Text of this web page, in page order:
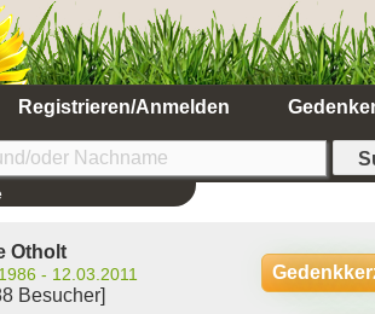
Registrieren/Anmelden
Otholt
- 12.03.2011
Besucher]